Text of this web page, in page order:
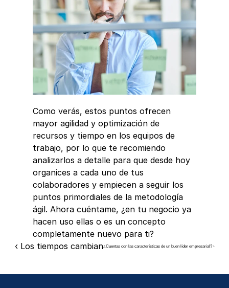
Como verás, estos puntos ofrecen
mayor agilidad y optimización de
recursos y tiempo en los equipos de
trabajo, por lo que te recomiendo
analizarlos a detalle para que desde hoy
organices a cada uno de tus
colaboradores y empiecen a seguir los
puntos primordiales de la metodología
ágil. Ahora cuéntame, ¿en tu negocio ya
hacen uso ellas o es un concepto
completamente nuevo para ti?
‹ Los tiempos cambian¿Cuentas con las características de un buen líder empresarial? ›